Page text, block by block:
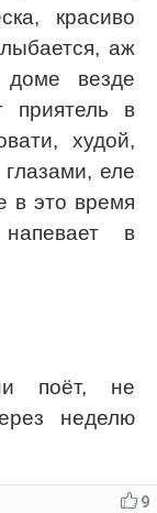
красиво
аж
доме везде
приятель в
худой,
глазами, еле
в это время
в
поёт, не
неделю
9